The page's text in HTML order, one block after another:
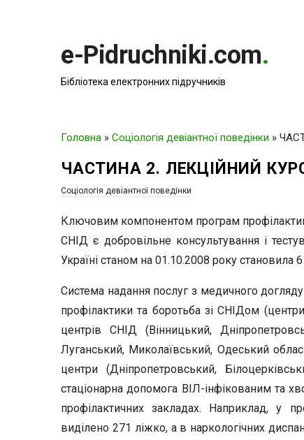
e-Pidruchniki.com.
Бібліотека електронних підручників
Головна » Соціологія девіантної поведінки »
ЧАСТИНА 2. ЛЕКЦІЙНИЙ
Соціологія девіантної поведінки
Ключовим компонентом програм
СНІД є добровільне консультування і
Україні станом на 01.10.2008 року становила
Система надання послуг з медичного
профілактики та боротьба зі СНІДом
центрів СНІД (Вінницький,
Луганський, Миколаївський, Одеський
центри (Дніпропетровський,
стаціонарна допомога ВІЛ-інфікованим та
профілактичних закладах. Наприклад, у
виділено 271 ліжко, а в наркологічних